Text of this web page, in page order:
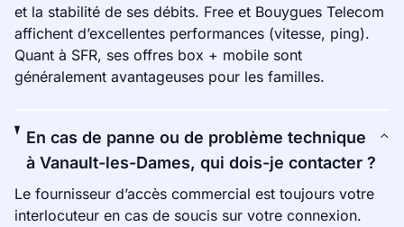
et la stabilité de ses débits. Free et Bouygues Telecom
affichent d’excellentes performances (vitesse, ping).
Quant à SFR, ses offres box + mobile sont
généralement avantageuses pour les familles.
En cas de panne ou de problème technique
à Vanault-les-Dames, qui dois-je contacter ?
Le fournisseur d’accès commercial est toujours votre
interlocuteur en cas de soucis sur votre connexion.